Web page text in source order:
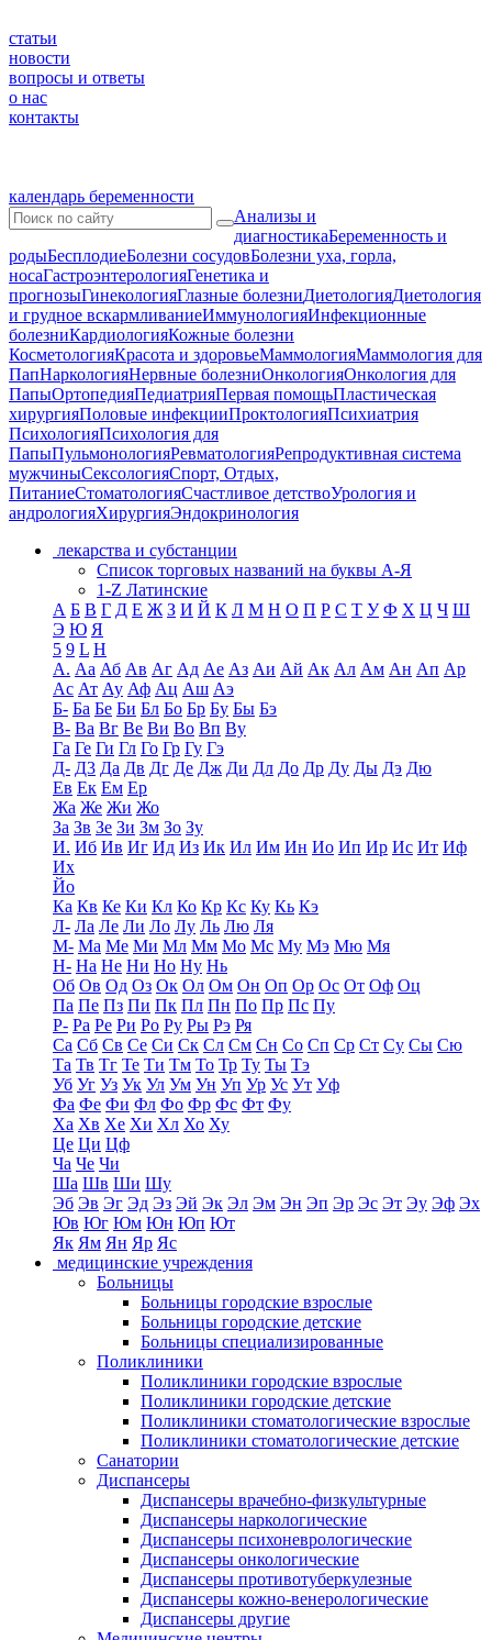
статьи
новости
вопросы и ответы
о нас
контакты
календарь беременности
Анализы и
диагностикаБеременность и
родыБесплодиеБолезни сосудовБолезни уха, горла,
носаГастроэнтерологияГенетика и
прогнозыГинекологияГлазные болезниДиетологияДиетология
и грудное вскармливаниеИммунологияИнфекционные
болезниКардиологияКожные болезни
КосметологияКрасота и здоровьеМаммологияМаммология для
ПапНаркологияНервные болезниОнкологияОнкология для
ПапыОртопедияПедиатрияПервая помощьПластическая
хирургияПоловые инфекцииПроктологияПсихиатрия
ПсихологияПсихология для
ПапыПульмонологияРевматологияРепродуктивная система
мужчиныСексологияСпорт, Отдых,
ПитаниеСтоматологияСчастливое детствоУрология и
андрологияХирургияЭндокринология
лекарства и субстанции
Список торговых названий на буквы А-Я
1-Z Латинские
А Б В Г Д Е Ж З И Й К Л М Н О П Р С Т У Ф Х Ц Ч Ш
Э Ю Я
5 9 L H
А. Аа Аб Ав Аг Ад Ае Аз Аи Ай Ак Ал Ам Ан Ап Ар
Ас Ат Ау Аф Ац Аш Аэ
Б- Ба Бе Би Бл Бо Бр Бу Бы Бэ
В- Ва Вг Ве Ви Во Вп Ву
Га Ге Ги Гл Го Гр Гу Гэ
Д- Д3 Да Дв Дг Де Дж Ди Дл До Др Ду Ды Дэ Дю
Ев Ек Ем Ер
Жа Же Жи Жо
За Зв Зе Зи Зм Зо Зу
И. Иб Ив Иг Ид Из Ик Ил Им Ин Ио Ип Ир Ис Ит Иф
Их
Йо
Ка Кв Ке Ки Кл Ко Кр Кс Ку Кь Кэ
Л- Ла Ле Ли Ло Лу Ль Лю Ля
М- Ма Ме Ми Мл Мм Мо Мс Му Мэ Мю Мя
Н- На Не Ни Но Ну Нь
Об Ов Од Оз Ок Ол Ом Он Оп Ор Ос От Оф Оц
Па Пе Пз Пи Пк Пл Пн По Пр Пс Пу
Р- Ра Ре Ри Ро Ру Ры Рэ Ря
Са Сб Св Се Си Ск Сл См Сн Со Сп Ср Ст Су Сы Сю
Та Тв Тг Те Ти Тм То Тр Ту Ты Тэ
Уб Уг Уз Ук Ул Ум Ун Уп Ур Ус Ут Уф
Фа Фе Фи Фл Фо Фр Фс Фт Фу
Ха Хв Хе Хи Хл Хо Ху
Це Ци Цф
Ча Че Чи
Ша Шв Ши Шу
Эб Эв Эг Эд Эз Эй Эк Эл Эм Эн Эп Эр Эс Эт Эу Эф Эх
Юв Юг Юм Юн Юп Ют
Як Ям Ян Яр Яс
медицинские учреждения
Больницы
Больницы городские взрослые
Больницы городские детские
Больницы специализированные
Поликлиники
Поликлиники городские взрослые
Поликлиники городские детские
Поликлиники стоматологические взрослые
Поликлиники стоматологические детские
Санатории
Диспансеры
Диспансеры врачебно-физкультурные
Диспансеры наркологические
Диспансеры психоневрологические
Диспансеры онкологические
Диспансеры противотуберкулезные
Диспансеры кожно-венерологические
Диспансеры другие